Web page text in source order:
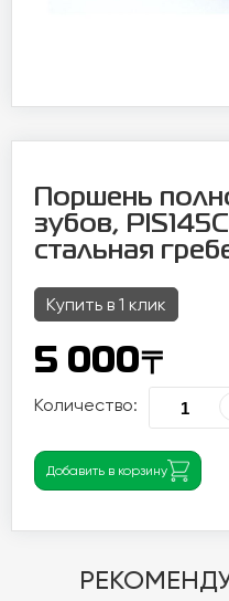
Поршень
зубов,
стальная
Купить в 1 клик
5 000〒
Количество:
Добавить в корзину